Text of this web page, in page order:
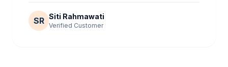
SR Siti Rahmawati
Verified Customer